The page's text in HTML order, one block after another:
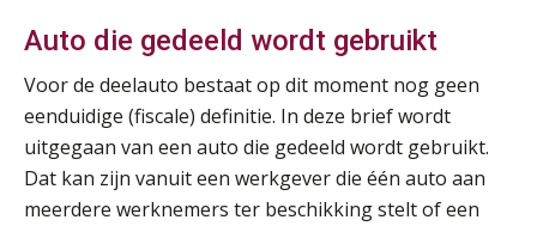
Auto die gedeeld wordt gebruikt
Voor de deelauto bestaat op dit moment nog geen
eenduidige (fiscale) definitie. In deze brief wordt
uitgegaan van een auto die gedeeld wordt gebruikt.
Dat kan zijn vanuit een werkgever die één auto aan
meerdere werknemers ter beschikking stelt of een